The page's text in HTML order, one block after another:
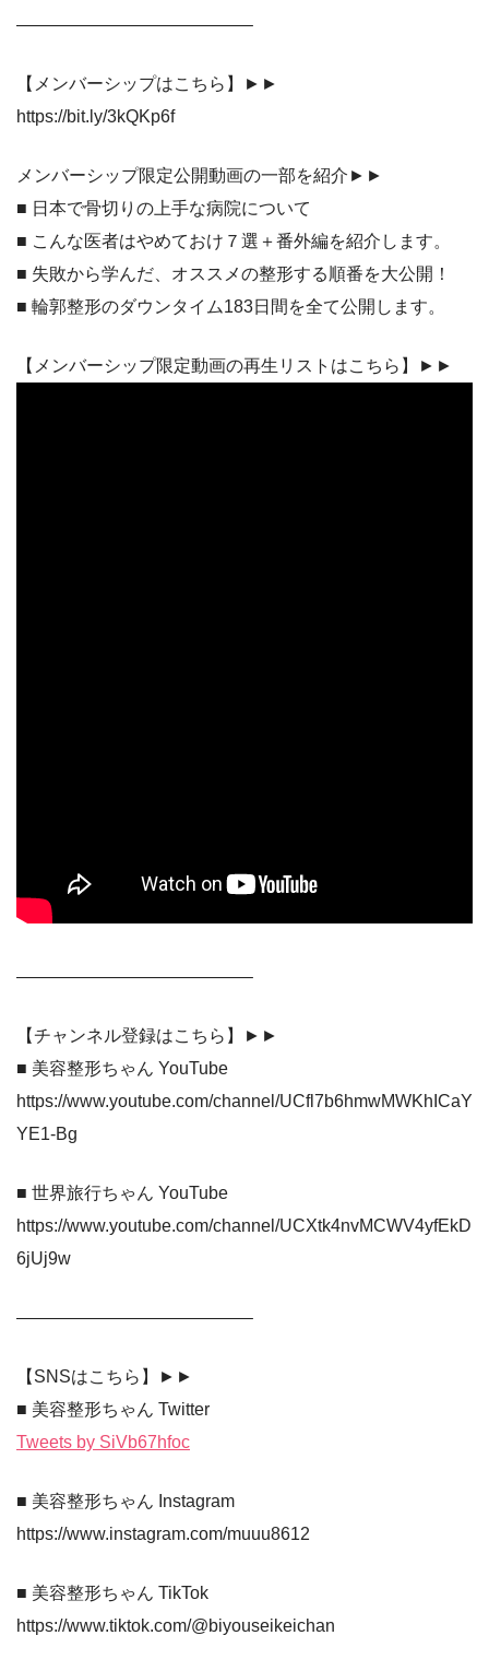
—————————————–
【メンバーシップはこちら】►►
https://bit.ly/3kQKp6f
メンバーシップ限定公開動画の一部を紹介►►
■ 日本で骨切りの上手な病院について
■ こんな医者はやめておけ７選＋番外編を紹介します。
■ 失敗から学んだ、オススメの整形する順番を大公開！
■ 輪郭整形のダウンタイム183日間を全て公開します。
【メンバーシップ限定動画の再生リストはこちら】►►
—————————————–
【チャンネル登録はこちら】►►
■ 美容整形ちゃん YouTube
https://www.youtube.com/channel/UCfl7b6hmwMWKhICaY
YE1-Bg
■ 世界旅行ちゃん YouTube
https://www.youtube.com/channel/UCXtk4nvMCWV4yfEkD
6jUj9w
—————————————–
【SNSはこちら】►►
■ 美容整形ちゃん Twitter
Tweets by SiVb67hfoc
■ 美容整形ちゃん Instagram
https://www.instagram.com/muuu8612
■ 美容整形ちゃん TikTok
https://www.tiktok.com/@biyouseikeichan